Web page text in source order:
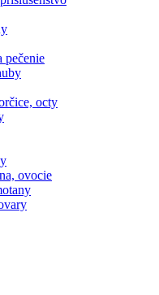
pečenie
octy
ovocie